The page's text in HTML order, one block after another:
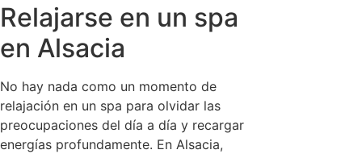
Relajarse en un spa
en Alsacia
No hay nada como un momento de
relajación en un spa para olvidar las
preocupaciones del día a día y recargar
energías profundamente. En Alsacia,